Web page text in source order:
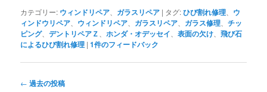
カテゴリー: ウィンドリペア ガラスリペア | タグ:ひび割れ修理
ウ
ィンドウリペア
ウィンドリペア ガラスリペア ガラス修理 、チッ
ピング、デントリペアＺ 、ホンダ・オデッセイ 、表面の欠け 、飛び石
によるひび割れ修理 |1件のフィードバック
投
← 過去の投稿